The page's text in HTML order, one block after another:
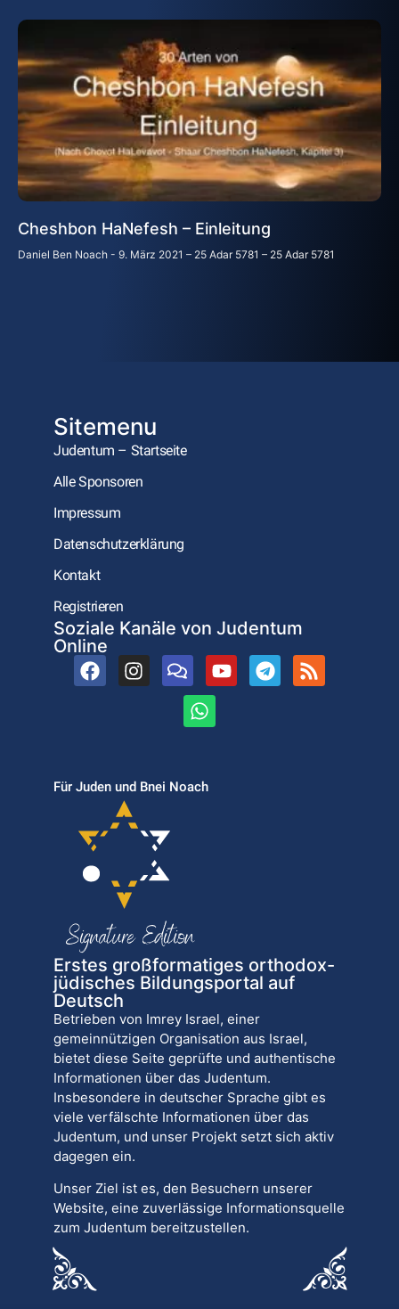
Cheshbon HaNefesh – Einleitung
Daniel Ben Noach 9. März 2021 – 25 Adar 5781 – 25 Adar 5781
Sitemenu
Judentum – Startseite
Alle Sponsoren
Impressum
Datenschutzerklärung
Kontakt
Registrieren
Soziale Kanäle von Judentum
Online
Für Juden und Bnei Noach
Erstes großformatiges orthodox-
jüdisches Bildungsportal auf
Deutsch
Betrieben von Imrey Israel, einer
gemeinnützigen Organisation aus Israel,
bietet diese Seite geprüfte und authentische
Informationen über das Judentum.
Insbesondere in deutscher Sprache gibt es
viele verfälschte Informationen über das
Judentum, und unser Projekt setzt sich aktiv
dagegen ein.
Unser Ziel ist es, den Besuchern unserer
Website, eine zuverlässige Informationsquelle
zum Judentum bereitzustellen.